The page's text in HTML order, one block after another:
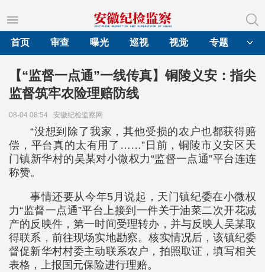
首页
审查 曝光 巡视 视觉 专题
【“监督一点通”一线传真】铜陵义安：指尖
监督筑牢农险理赔防线
08-04 08:54 安徽纪检监察网
“没想到除了我家，其他受损的农户也都获得赔
偿，平台真的太有用了……”日前，铜陵市义安区天
门镇新华村的吴某对小微权力“监督一点通”平台连连
称赞。
事情还要从今年5月说起，天门镇纪委在小微权
力“监督一点通”平台上接到一件关于油菜二次开花减
产的反映件，第一时间受理转办，并与反映人吴某取
得联系，前往现场实地勘察。核实情况后，该镇纪委
督促新华村村委主动联系农户，拍照取证，填写相关
表格，上报国元保险进行理赔。